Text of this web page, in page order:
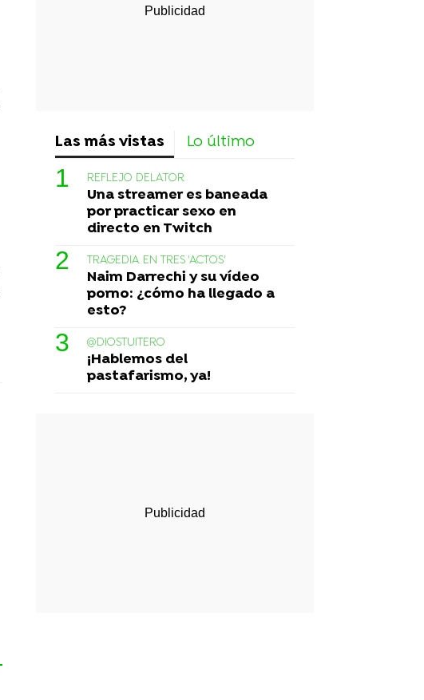
Las más vistas Lo último
REFLEJO DELATOR
Una streamer es baneada
por practicar sexo en
directo en Twitch
TRAGEDIA EN TRES 'ACTOS'
Naim Darrechi y su vídeo
porno: ¿cómo ha llegado a
esto?
@DIOSTUITERO
¡Hablemos del
pastafarismo, ya!